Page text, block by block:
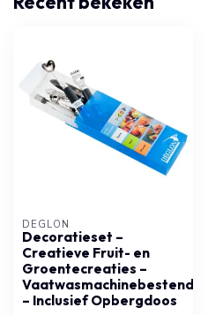
DÉGLON
Decoratieset –
Creatieve Fruit- en
Groentecreaties –
Vaatwasmachinebestendig
– Inclusief Opbergdoos